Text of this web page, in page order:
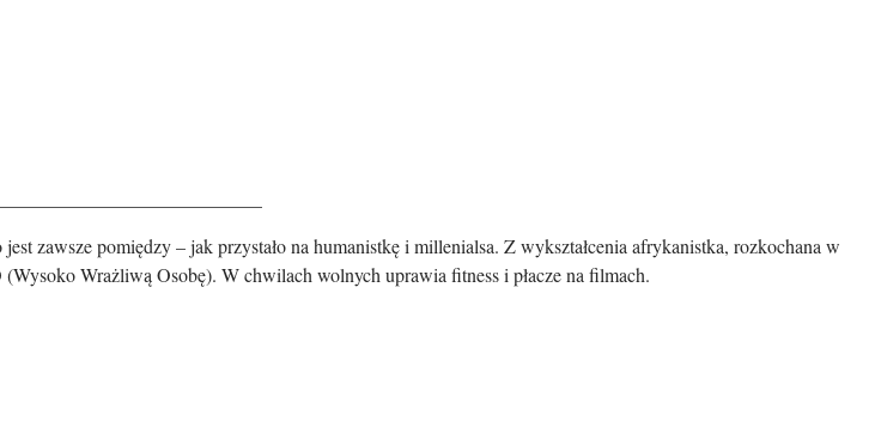
zawsze pomiędzy – jak przystało na humanistkę i millenialsa. Z wykształcenia afrykanistka, rozkochana w
Wrażliwą Osobę). W chwilach wolnych uprawia fitness i płacze na filmach.